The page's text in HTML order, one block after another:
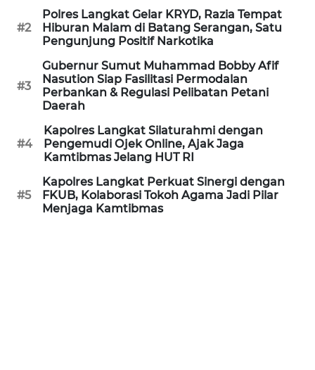
#2
Polres Langkat Gelar KRYD, Razia Tempat
Hiburan Malam di Batang Serangan, Satu
Pengunjung Positif Narkotika
#3
Gubernur Sumut Muhammad Bobby Afif
Nasution Siap Fasilitasi Permodalan
Perbankan & Regulasi Pelibatan Petani
Daerah
#4
Kapolres Langkat Silaturahmi dengan
Pengemudi Ojek Online, Ajak Jaga
Kamtibmas Jelang HUT RI
#5
Kapolres Langkat Perkuat Sinergi dengan
FKUB, Kolaborasi Tokoh Agama Jadi Pilar
Menjaga Kamtibmas
WN
PURWAKARTA
WN
PRIANGAN
TIMUR
WN
SEMARANG
WN
SOLO